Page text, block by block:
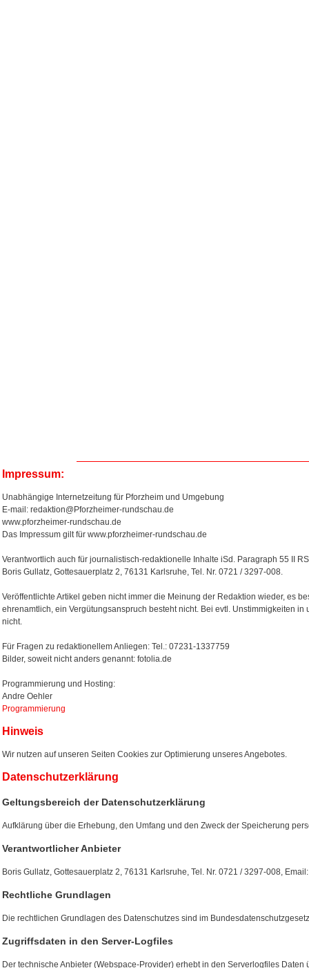
Impressum:
Unabhängige Internetzeitung für Pforzheim und Umgebung
E-mail: redaktion@Pforzheimer-rundschau.de
www.pforzheimer-rundschau.de
Das Impressum gilt für www.pforzheimer-rundschau.de
Verantwortlich auch für journalistisch-redaktionelle Inhalte iSd. Paragraph 55 II
Boris Gullatz, Gottesauerplatz 2, 76131 Karlsruhe, Tel. Nr. 0721 / 3297-008.
Veröffentlichte Artikel geben nicht immer die Meinung der Redaktion wieder, es
ehrenamtlich, ein Vergütungsanspruch besteht nicht. Bei evtl. Unstimmigkeiten
nicht.
Für Fragen zu redaktionellem Anliegen: Tel.: 07231-1337759
Bilder, soweit nicht anders genannt: fotolia.de
Programmierung und Hosting:
Andre Oehler
Programmierung
Hinweis
Wir nutzen auf unseren Seiten Cookies zur Optimierung unseres Angebotes.
Datenschutzerklärung
Geltungsbereich der Datenschutzerklärung
Aufklärung über die Erhebung, den Umfang und den Zweck der Speicherung
Verantwortlicher Anbieter
Boris Gullatz, Gottesauerplatz 2, 76131 Karlsruhe, Tel. Nr. 0721 / 3297-008,
Rechtliche Grundlagen
Die rechtlichen Grundlagen des Datenschutzes sind im
Zugriffsdaten in den Server-Logfiles
Der technische Anbieter (Webspace-Provider) erhebt in den Serverlogfiles